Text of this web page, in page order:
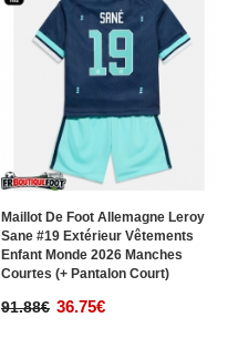
Maillot De Foot Allemagne Leroy
Sane #19 Extérieur Vêtements
Enfant Monde 2026 Manches
Courtes (+ Pantalon Court)
91.88€ 36.75€